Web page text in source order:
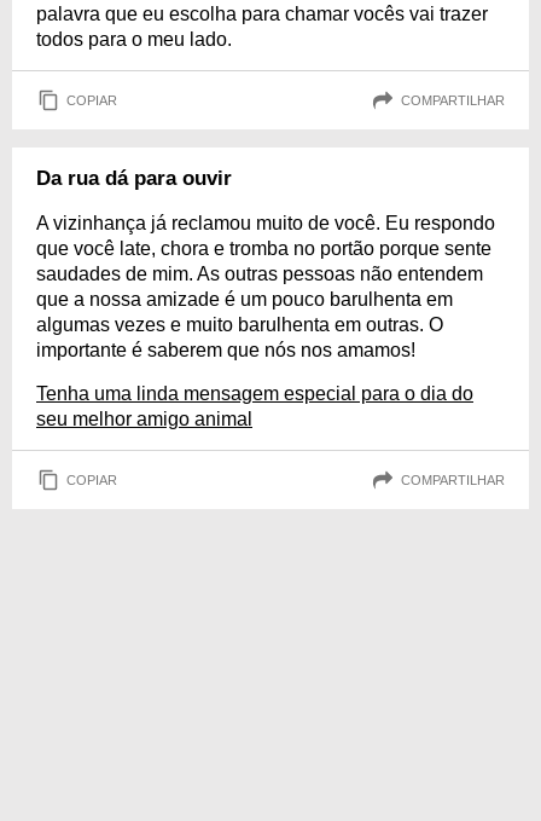
palavra que eu escolha para chamar vocês vai trazer
todos para o meu lado.
COPIAR COMPARTILHAR
Da rua dá para ouvir
A vizinhança já reclamou muito de você. Eu respondo
que você late, chora e tromba no portão porque sente
saudades de mim. As outras pessoas não entendem
que a nossa amizade é um pouco barulhenta em
algumas vezes e muito barulhenta em outras. O
importante é saberem que nós nos amamos!
Tenha uma linda mensagem especial para o dia do
seu melhor amigo animal
COPIAR COMPARTILHAR